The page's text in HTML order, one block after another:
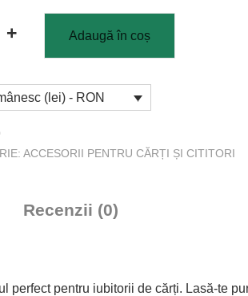
+ Adaugă în coș
(lei) - RON
ACCESORII PENTRU CĂRȚI ȘI CITITORI
Recenzii (0)
perfect pentru iubitorii de cărți. Lasă-te